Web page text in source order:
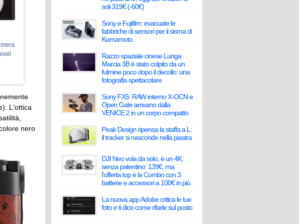
L'ottica
nero
soli 319€ (-60€)
Sony e Fujifilm: evacuate le
fabbriche di sensori per il sisma di
Kumamoto
Razzo spaziale cinese Lunga
Marcia 3B è stato colpito da un
fulmine poco dopo il decollo: una
fotografia spettacolare
Sony FX5: RAW interno X-OCN e
Open Gate arrivano dalla
VENICE 2 in un corpo compatto
Peak Design ripensa la staffa a L:
il tracker si nasconde nella piastra
DJI Neo vola da solo, è un 4K,
senza patentino: 139€, ma
l'offerta top è la Combo con 3
batterie e accessori a 100€ in più
La nuova app Adobe critica le tue
foto e ti dice come rifarle sul posto